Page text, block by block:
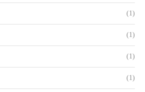
(1)
(1)
(1)
(1)